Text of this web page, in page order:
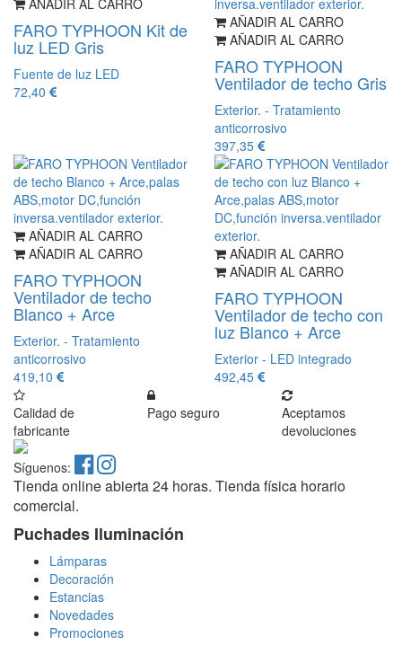
FARO TYPHOON Kit de
luz LED Gris
Fuente de luz LED
72,40
AÑADIR AL CARRO
AÑADIR AL CARRO
FARO TYPHOON
Ventilador de techo Gris
Exterior. - Tratamiento
anticorrosivo
397,35
AÑADIR AL CARRO
AÑADIR AL CARRO
FARO TYPHOON
Ventilador de techo
Blanco + Arce
Exterior. - Tratamiento
anticorrosivo
419,10
AÑADIR AL CARRO
AÑADIR AL CARRO
FARO TYPHOON
Ventilador de techo con
luz Blanco + Arce
Exterior - LED integrado
492,45
Calidad de
fabricante
Pago seguro
Aceptamos
devoluciones
Síguenos:
Tienda online abierta 24 horas. Tienda física horario
comercial.
Puchades Iluminación
Lámparas
Decoración
Estancias
Novedades
Promociones